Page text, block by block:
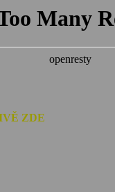
ZDE